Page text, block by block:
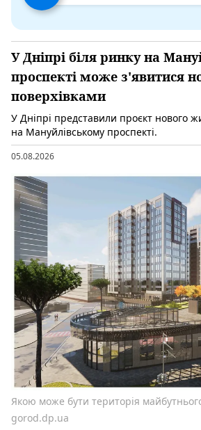
У Дніпрі біля ринку на
проспекті може з'явитися
поверхівками
У Дніпрі представили проєкт нового
на Мануйлівському проспекті.
05.08.2026
Якою може бути територія
gorod.dp.ua